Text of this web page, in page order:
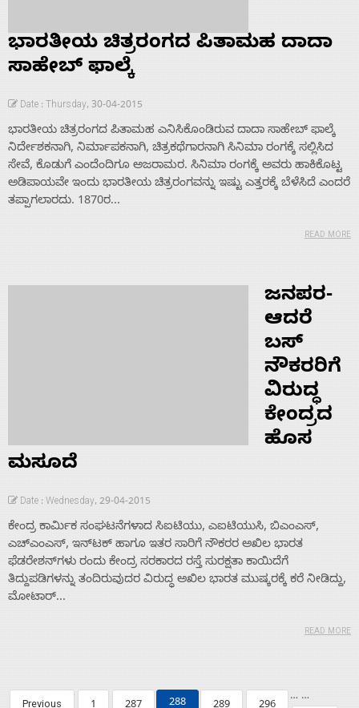
ಭಾರತೀಯ ಚಿತ್ರರಂಗದ ಪಿತಾಮಹ ದಾದಾ
ಸಾಹೇಬ್ ಫಾಲ್ಕೆ
Date : Thursday, 30-04-2015
ಭಾರತೀಯ ಚಿತ್ರರಂಗದ ಪಿತಾಮಹ ಎನಿಸಿಕೊಂಡಿರುವ ದಾದಾ ಸಾಹೇಬ್ ಫಾಲ್ಕೆ
ನಿರ್ದೇಶಕನಾಗಿ, ನಿರ್ಮಾಪಕನಾಗಿ, ಚಿತ್ರಕಥೆಗಾರನಾಗಿ ಸಿನಿಮಾ ರಂಗಕ್ಕೆ ಸಲ್ಲಿಸಿದ
ಸೇವೆ, ಕೊಡುಗೆ ಎಂದೆಂದಿಗೂ ಅಜರಾಮರ. ಸಿನಿಮಾ ರಂಗಕ್ಕೆ ಅವರು ಹಾಕಿಕೊಟ್ಟ
ಅಡಿಪಾಯವೇ ಇಂದು ಭಾರತೀಯ ಚಿತ್ರರಂಗವನ್ನು ಇಷ್ಟು ಎತ್ತರಕ್ಕೆ ಬೆಳೆಸಿದೆ ಎಂದರೆ
ತಪ್ಪಾಗಲಾರದು. 1870ರ...
READ MORE
ಜನಪರ-
ಆದರೆ
ಬಸ್
ನೌಕರರಿಗೆ
ವಿರುದ್ಧ
ಕೇಂದ್ರದ
ಹೊಸ
ಮಸೂದೆ
Date : Wednesday, 29-04-2015
ಕೇಂದ್ರ ಕಾರ್ಮಿಕ ಸಂಘಟನೆಗಳಾದ ಸಿಐಟಿಯು, ಎಐಟಿಯುಸಿ, ಬಿಎಂಎಸ್,
ಎಚ್‌ಎಂಎಸ್, ಇನ್‌ಟಕ್ ಹಾಗೂ ಇತರ ಸಾರಿಗೆ ನೌಕರರ ಅಖಿಲ ಭಾರತ
ಫೆಡರೇಶನ್‌ಗಳು ರಂದು ಕೇಂದ್ರ ಸರಕಾರದ ರಸ್ತೆ ಸುರಕ್ಷತಾ ಕಾಯಿದೆಗೆ
ತಿದ್ದುಪಡಿಗಳನ್ನು ತಂದಿರುವುದರ ವಿರುದ್ಧ ಅಖಿಲ ಭಾರತ ಮುಷ್ಕರಕ್ಕೆ ಕರೆ ನೀಡಿದ್ದು,
ಮೋಟಾರ್...
READ MORE
…
288 …